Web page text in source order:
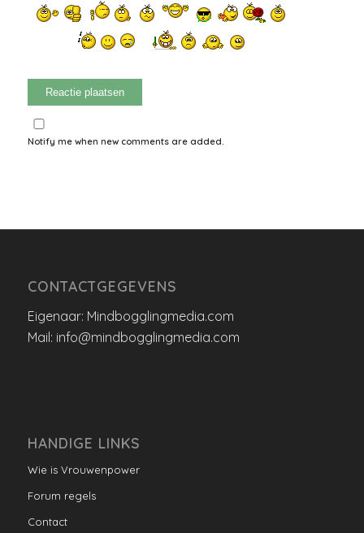
Notify me when new comments are added.
CONTACTGEGEVENS
Eigenaar: Mindbogglingmedia.com
Mail: info@mindbogglingmedia.com
HANDIGE LINKS
Wie is Vrouwenpower
Forum regels
Contact